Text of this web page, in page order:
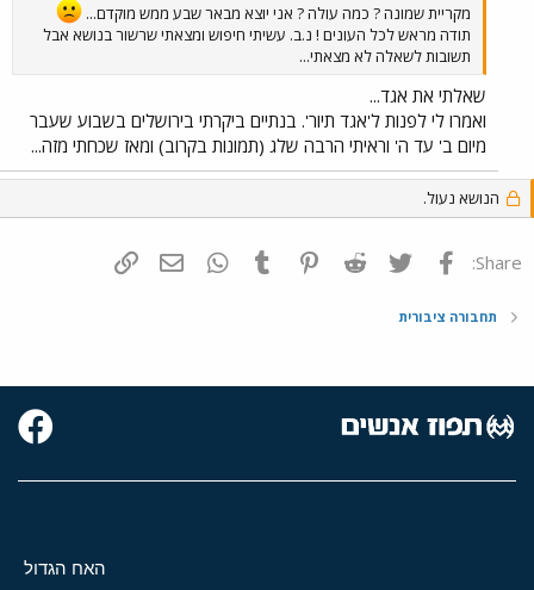
מקריית שמונה ? כמה עולה ? אני יוצא מבאר שבע ממש מוקדם...
תודה מראש לכל העונים ! נ.ב. עשיתי חיפוש ומצאתי שרשור בנושא אבל
תשובות לשאלה לא מצאתי...
שאלתי את אגד...
ואמרו לי לפנות ל'אגד תיור'. בנתיים ביקרתי בירושלים בשבוע שעבר
מיום ב' עד ה' וראיתי הרבה שלג (תמונות בקרוב) ומאז שכחתי מזה...
הנושא נעול.
Share: פייסבוק Twitter
Reddit
Pinterest
Tumblr
WhatsAppדואר אלקטרוני
תחבורה ציבורית
האח הגדול